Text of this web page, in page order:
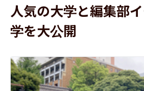
人気の大学と編集部
学を大公開